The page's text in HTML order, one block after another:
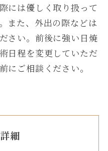
には優しく取り扱って
また、外出の際などは
さい。前後に強い日焼
日程を変更していただ
にご相談ください。
細